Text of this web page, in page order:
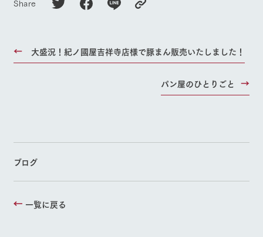
Share
大盛況！紀ノ國屋吉祥寺店様で豚まん販売いたしました！
パン屋のひとりごと
ブログ
一覧に戻る